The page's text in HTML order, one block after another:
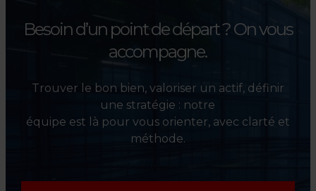
Besoin d’un point de départ ?On vous
accompagne.
Trouver le bon bien, valoriser un actif, définir
une stratégie : notre
équipe est là pour vous orienter, avec clarté et
méthode.